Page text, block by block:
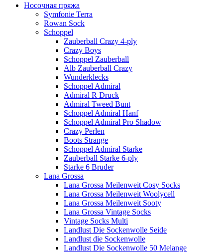
Носочная пряжа
Symfonie Terra
Rowan Sock
Schoppel
Zauberball Crazy 4-ply
Crazy Boys
Schoppel Zauberball
Alb Zauberball Crazy
Wunderklecks
Schoppel Admiral
Admiral R Druck
Admiral Tweed Bunt
Schoppel Admiral Hanf
Schoppel Admiral Pro Shadow
Crazy Perlen
Boots Strange
Schoppel Admiral Starke
Zauberball Starke 6-ply
Starke 6 Bruder
Lana Grossa
Lana Grossa Meilenweit Cosy Socks
Lana Grossa Meilenweit Woolycell
Lana Grossa Meilenweit Sooty
Lana Grossa Vintage Socks
Vintage Socks Multi
Landlust Die Sockenwolle Seide
Landlust die Sockenwolle
Landlust Die Sockenwolle 50 Melange